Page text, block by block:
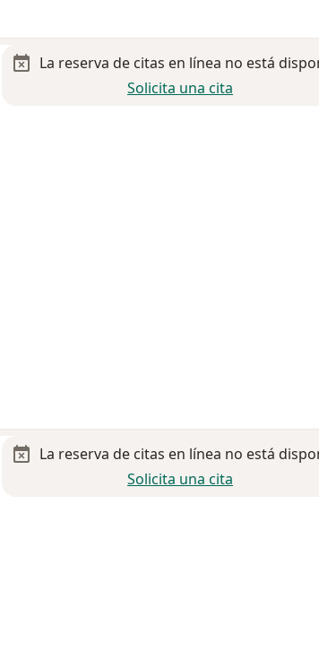
La reserva de citas en línea no está
Solicita una cita
La reserva de citas en línea no está
Solicita una cita